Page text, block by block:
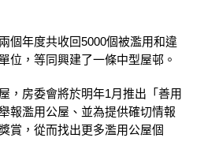
個年度共收回5000個被濫用和違
位，等同興建了一條中型屋邨。
，房委會將於明年1月推出「善用
報濫用公屋、並為提供確切情報
賞，從而找出更多濫用公屋個